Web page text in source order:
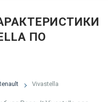
ПО
Vivastella